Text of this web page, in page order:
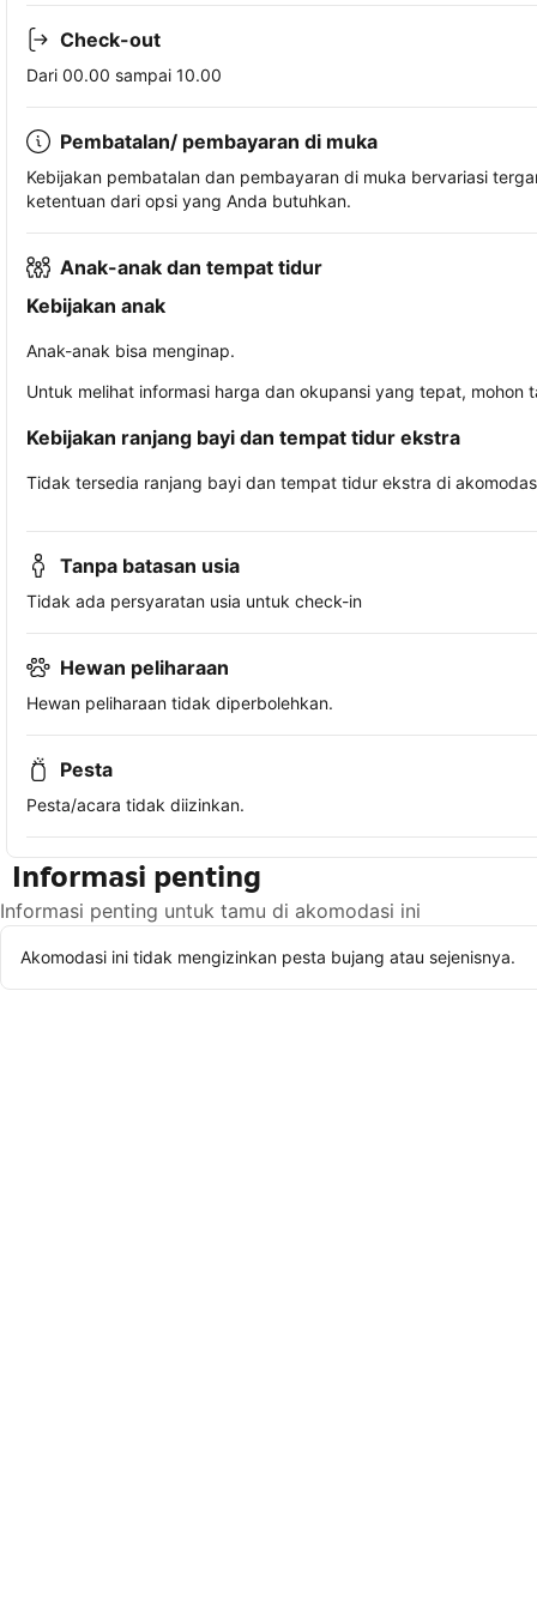
Check-out
Dari 00.00 sampai 10.00
Pembatalan/ pembayaran di muka
Kebijakan pembatalan dan pembayaran di muka bervariasi
ketentuan dari opsi yang Anda butuhkan.
Anak-anak dan tempat tidur
Kebijakan anak
Anak-anak bisa menginap.
Untuk melihat informasi harga dan okupansi yang tepat,
Kebijakan ranjang bayi dan tempat tidur ekstra
Tidak tersedia ranjang bayi dan tempat tidur ekstra di
Tanpa batasan usia
Tidak ada persyaratan usia untuk check-in
Hewan peliharaan
Hewan peliharaan tidak diperbolehkan.
Pesta
Pesta/acara tidak diizinkan.
Informasi penting
Informasi penting untuk tamu di akomodasi ini
Akomodasi ini tidak mengizinkan pesta bujang atau sejenisnya.